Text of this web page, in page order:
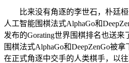
比来没有角逐的李世石，朴廷桓
人工智能围棋法式AlphaGo和
发布的Gorating世界围棋排名也送
围棋法式AlphaGo和DeepZenGo被
在正式角逐中交手的人类棋手，以